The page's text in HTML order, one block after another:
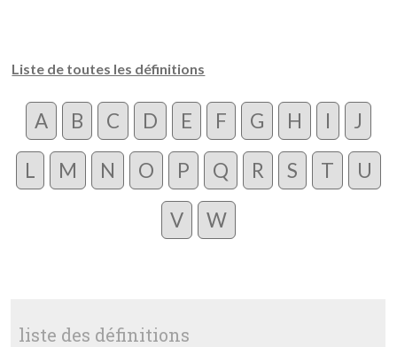
Liste de toutes les définitions
A B C D E F G H I J
L M N O P Q R S T U
V W
liste des définitions